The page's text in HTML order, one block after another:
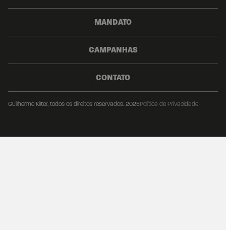
MANDATO
CAMPANHAS
CONTATO
Guilherme Kilter, todos os direitos reservados. 2025Política de Privacidade